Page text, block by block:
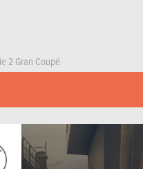
2 Gran Coupé